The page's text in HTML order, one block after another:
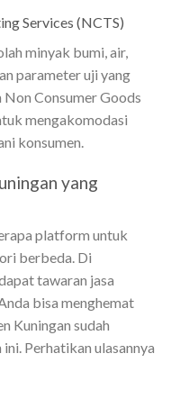
Services (NCTS)
minyak bumi, air,
parameter uji yang
Consumer Goods
mengakomodasi
konsumen.
yang
platform untuk
berbeda. Di
tawaran jasa
bisa menghemat
Kuningan sudah
Perhatikan ulasannya